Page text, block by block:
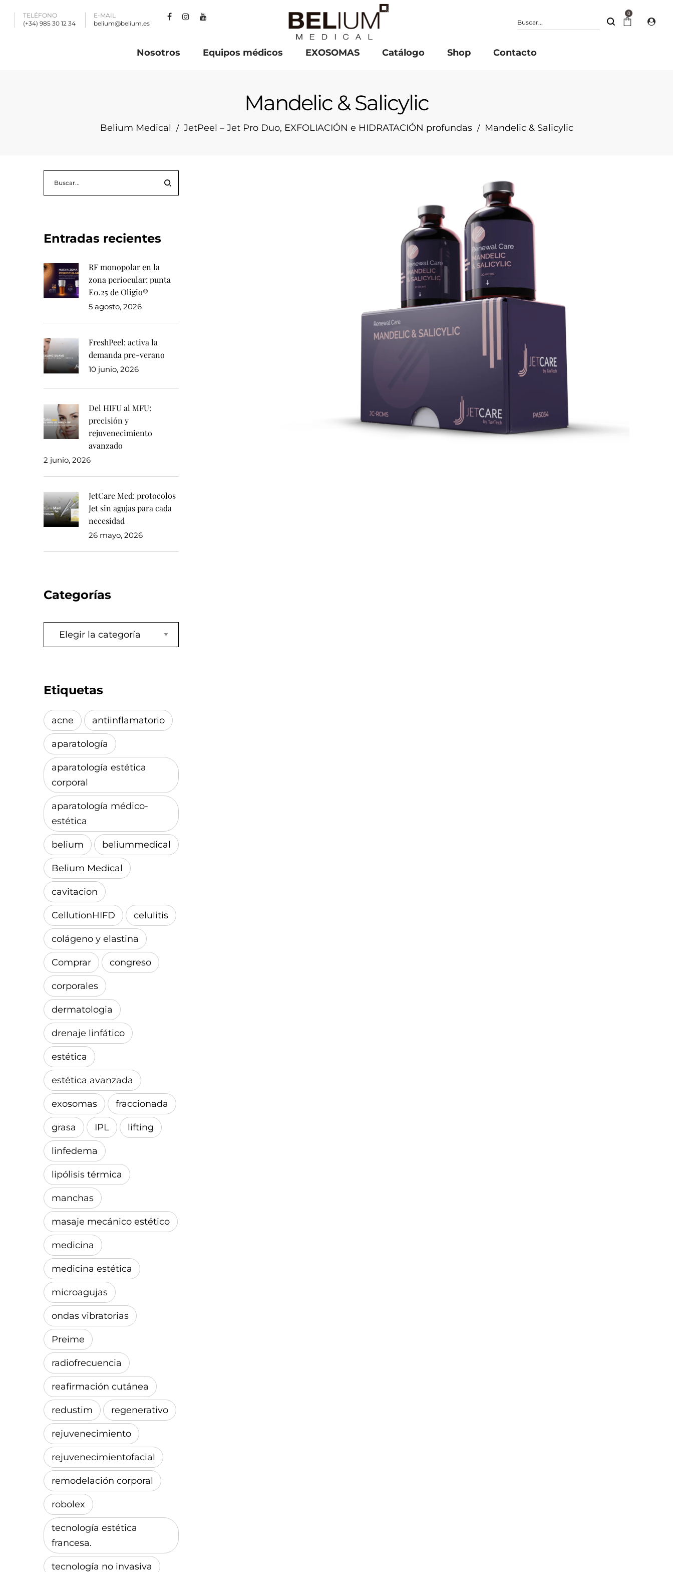
TELÉFONO
(+34) 985 30 12 34
E-MAIL
belium@belium.es
0
Nosotros Equipos médicos EXOSOMAS Catálogo Shop Contacto
Mandelic & Salicylic
Belium Medical / JetPeel – Jet Pro Duo, EXFOLIACIÓN e HIDRATACIÓN profundas / Mandelic & Salicylic
Entradas recientes
RF monopolar en la
zona periocular: punta
E0.25 de Oligio®
5 agosto, 2026
FreshPeel: activa la
demanda pre-verano
10 junio, 2026
Del HIFU al MFU:
precisión y
rejuvenecimiento
avanzado
2 junio, 2026
JetCare Med: protocolos
Jet sin agujas para cada
necesidad
26 mayo, 2026
Categorías
Categorías
Etiquetas
acne antiinflamatorio
aparatología
aparatología estética
corporal
aparatología médico-
estética
belium beliummedical
Belium Medical
cavitacion
CellutionHIFD celulitis
colágeno y elastina
Comprar congreso
corporales
dermatologia
drenaje linfático
estética
estética avanzada
exosomas fraccionada
grasa IPL lifting
linfedema
lipólisis térmica
manchas
masaje mecánico estético
medicina
medicina estética
microagujas
ondas vibratorias
Preime
radiofrecuencia
reafirmación cutánea
redustim regenerativo
rejuvenecimiento
rejuvenecimientofacial
remodelación corporal
robolex
tecnología estética
francesa.
tecnología no invasiva